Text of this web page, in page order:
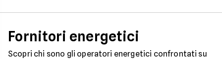
considerazione per
Fornitori energetici
Scopri chi sono gli operatori energetici confrontati su